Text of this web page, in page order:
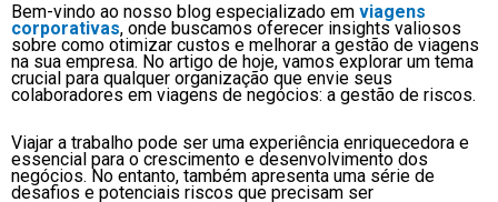
Bem-vindo ao nosso blog especializado em viagens
corporativas, onde buscamos oferecer insights valiosos
sobre como otimizar custos e melhorar a gestão de viagens
na sua empresa. No artigo de hoje, vamos explorar um tema
crucial para qualquer organização que envie seus
colaboradores em viagens de negócios: a gestão de riscos.
Viajar a trabalho pode ser uma experiência enriquecedora e
essencial para o crescimento e desenvolvimento dos
negócios. No entanto, também apresenta uma série de
desafios e potenciais riscos que precisam ser